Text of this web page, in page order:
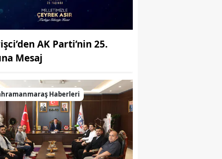
AK Parti’nin 25.
Mesaj
Haberleri